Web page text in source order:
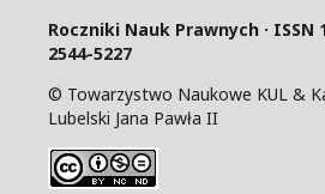
Roczniki Nauk Prawnych · ISSN
2544-5227
© Towarzystwo Naukowe KUL &
Lubelski Jana Pawła II